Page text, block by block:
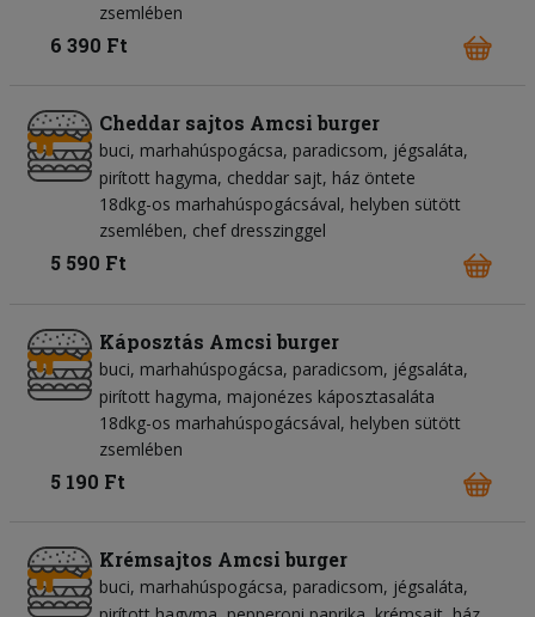
zsemlében
6 390 Ft
Cheddar sajtos Amcsi burger
buci marhahúspogácsa paradicsom jégsaláta
pirított hagyma cheddar sajt ház öntete
18dkg-os marhahúspogácsával, helyben sütött
zsemlében, chef dresszinggel
5 590 Ft
Káposztás Amcsi burger
buci marhahúspogácsa paradicsom jégsaláta
pirított hagyma majonézes káposztasaláta
18dkg-os marhahúspogácsával, helyben sütött
zsemlében
5 190 Ft
Krémsajtos Amcsi burger
buci marhahúspogácsa paradicsom jégsaláta